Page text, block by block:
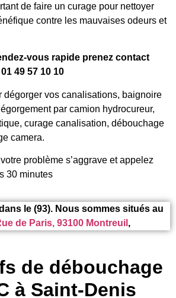
de faire un curage pour nettoyer
contre les mauvaises odeurs et
vous rapide prenez contact
49 57 10 10
dégorger vos canalisations, baignoire
par camion hydrocureur,
curage canalisation, débouchage
camera.
problème s’aggrave et appelez
30 minutes
le (93). Nous sommes situés au
de Paris, 93100 Montreuil ,
de débouchage
à Saint-Denis